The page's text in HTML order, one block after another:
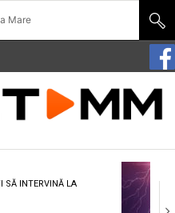
Mare
SĂ INTERVINĂ LA